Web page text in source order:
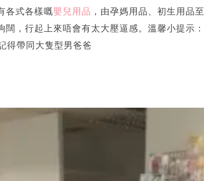
各式各樣嘅嬰兒用品 ，由孕媽用品、初生用品至
，行起上來唔會有太大壓逼感。溫馨小提示：
得帶同大隻型男爸爸